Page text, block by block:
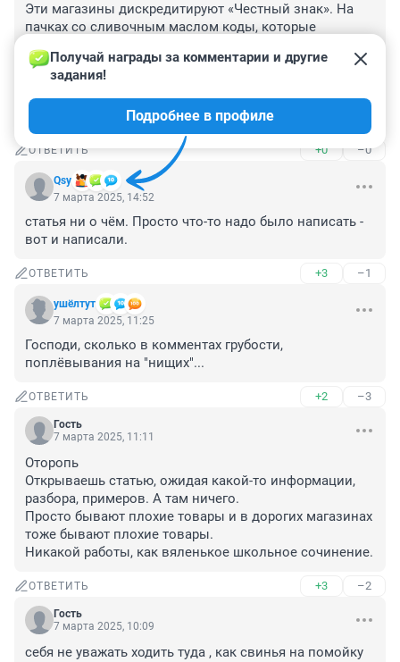
Эти магазины дискредитируют «Честный знак». На
пачках со сливочным маслом коды, которые
Куда это масло убежало из упаковки? Там не масло,
даже не спред или сливочный маргарин. Белая масса,
которую в пищу, наверное, употреблять просто
ОТВЕТИТЬ +0 –0
Qsy
Получай награды за комментарии и другие
задания!
Подробнее в профиле
7 марта 2025, 14:52
статья ни о чём. Просто что-то надо было написать -
вот и написали.
ОТВЕТИТЬ +3 –1
ушёлтут
7 марта 2025, 11:25
Господи, сколько в комментах грубости,
поплёвывания на "нищих"...
ОТВЕТИТЬ +2 –3
Гость
7 марта 2025, 11:11
Оторопь
Открываешь статью, ожидая какой-то информации,
разбора, примеров. А там ничего.
Просто бывают плохие товары и в дорогих магазинах
тоже бывают плохие товары.
Никакой работы, как вяленькое школьное сочинение.
ОТВЕТИТЬ +3 –2
Гость
7 марта 2025, 10:09
себя не уважать ходить туда , как свинья на помойку